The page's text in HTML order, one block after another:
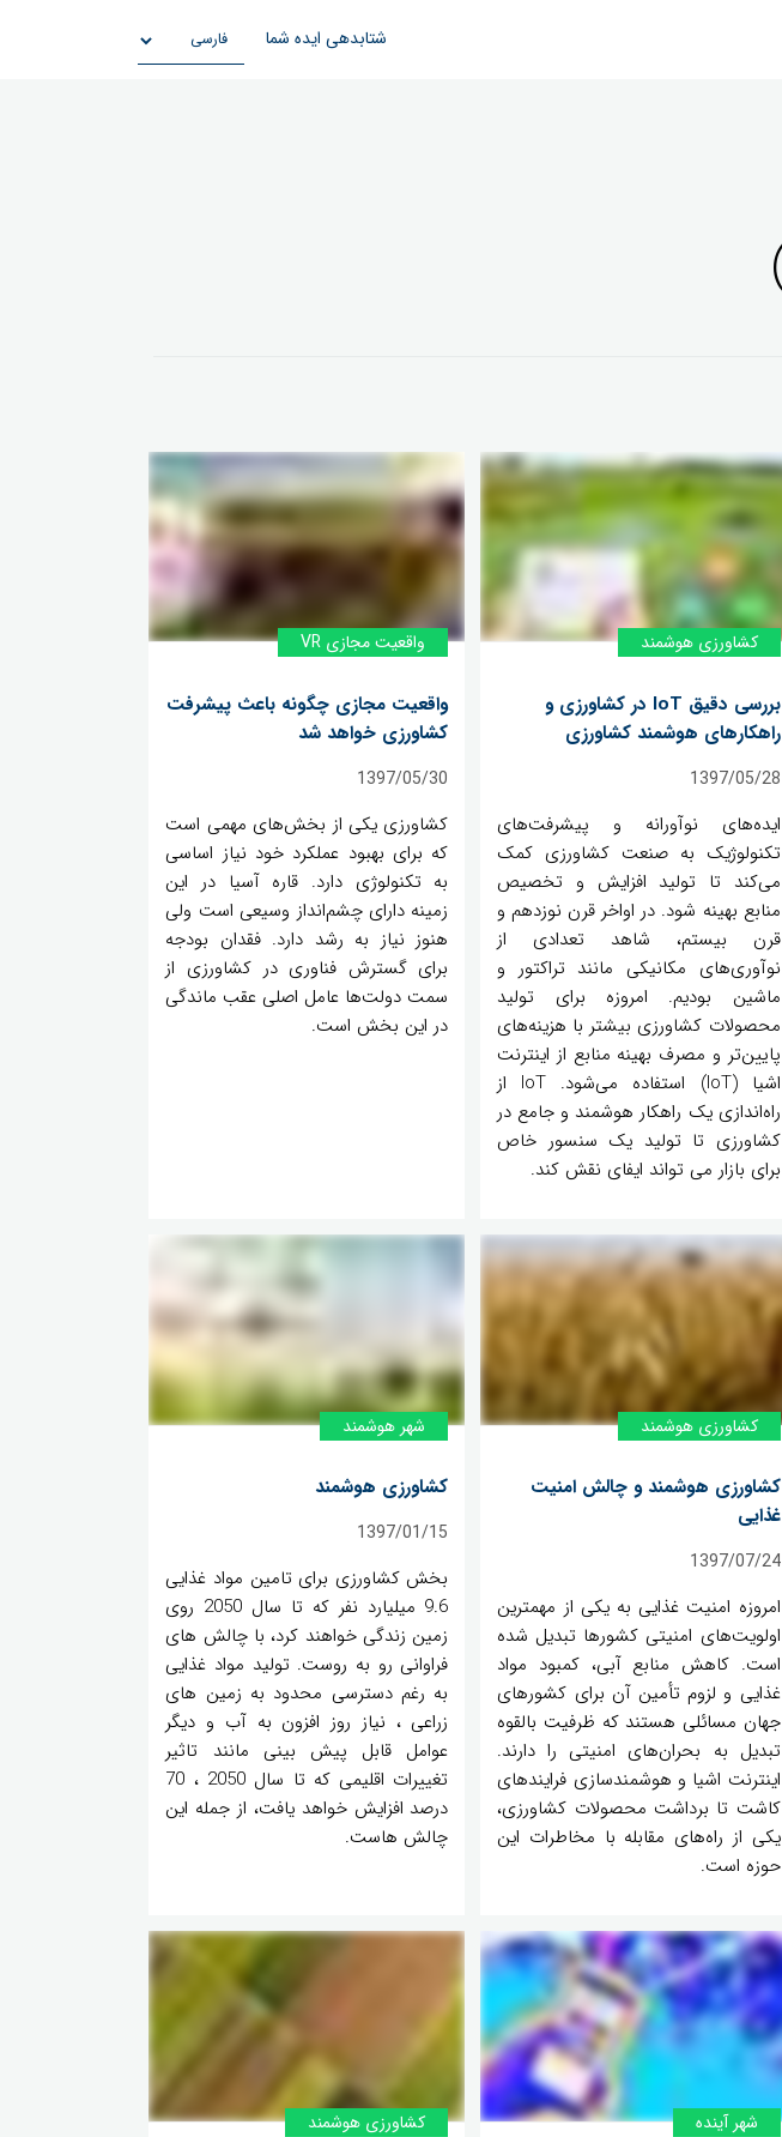
کشاورزی هوشمند
بررسی دقیق IoT در کشاورزی و
راهکارهای هوشمند کشاورزی
1397/05/28
ایده‌های نوآورانه و پیشرفت‌های
تکنولوژیک به صنعت کشاورزی کمک
می‌کند تا تولید افزایش و تخصیص
منابع بهینه شود. در اواخر قرن نوزدهم و
قرن بیستم، شاهد تعدادی از
نوآوری‌های مکانیکی مانند تراکتور و
ماشین بودیم. امروزه برای تولید
محصولات کشاورزی بیشتر با هزینه‌های
پایین‌تر و مصرف بهینه منابع از اینترنت
اشیا (IoT) استفاده می‌شود. IoT از
راه‌اندازی یک راهکار هوشمند و جامع در
کشاورزی تا تولید یک سنسور خاص
برای بازار می تواند ایفای نقش کند.
واقعیت مجازی VR
واقعیت مجازی چگونه باعث پیشرفت
کشاورزی خواهد شد
1397/05/30
کشاورزی یکی از بخش‌های مهمی است
که برای بهبود عملکرد خود نیاز اساسی
به تکنولوژی دارد. قاره آسیا در این
زمینه دارای چشم‌انداز وسیعی است ولی
هنوز نیاز به رشد دارد. فقدان بودجه
برای گسترش فناوری در کشاورزی از
سمت دولت‌ها عامل اصلی عقب ماندگی
در این بخش است.
کشاورزی هوشمند
کشاورزی هوشمند و چالش امنیت
غذایی
1397/07/24
امروزه امنیت غذایی به یکی از مهمترین
اولویت‌های امنیتی کشورها تبدیل شده
است. کاهش منابع آبی، کمبود مواد
غذایی و لزوم تأمین آن برای کشورهای
جهان مسائلی هستند که ظرفیت بالقوه
تبدیل به بحران‌های امنیتی را دارند.
اینترنت اشیا و هوشمندسازی فرایندهای
کاشت تا برداشت محصولات کشاورزی،
یکی از راه‌های مقابله با مخاطرات این
حوزه است.
شهر هوشمند
کشاورزی هوشمند
1397/01/15
بخش کشاورزی برای تامین مواد غذایی
9.6 میلیارد نفر که تا سال 2050 روی
زمین زندگی خواهند کرد، با چالش های
فراوانی رو به روست. تولید مواد غذایی
به رغم دسترسی محدود به زمین های
زراعی ، نیاز روز افزون به آب و دیگر
عوامل قابل پیش بینی مانند تاثیر
تغییرات اقلیمی که تا سال 2050 ، 70
درصد افزایش خواهد یافت، از جمله این
چالش هاست.
شهر آینده کشاورزی هوشمند
شتابدهی ایده شما